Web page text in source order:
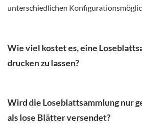
unterschiedlichen
Wie viel kostet es, eine
drucken zu lassen?
Wird die Loseblattsammlung nur
als lose Blätter versendet?